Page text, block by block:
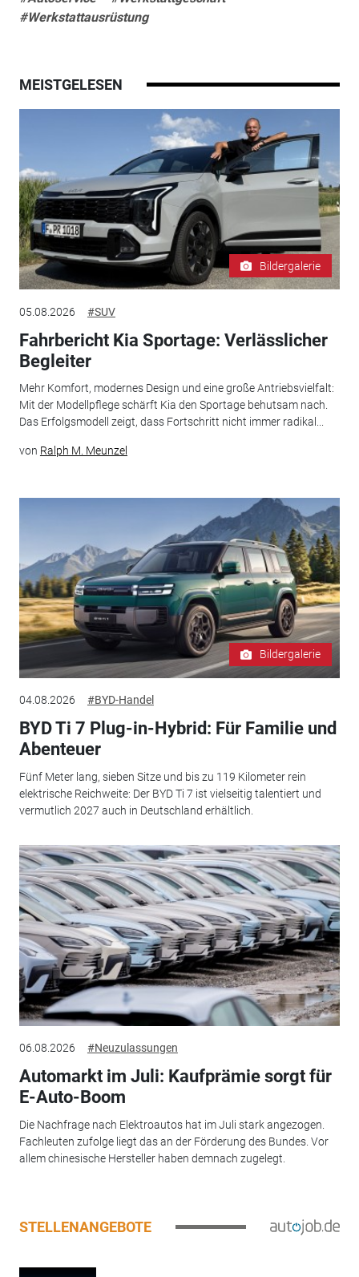
#Werkstattausrüstung
MEISTGELESEN
Bildergalerie
05.08.2026 #SUV
Fahrbericht Kia Sportage: Verlässlicher
Begleiter
Mehr Komfort, modernes Design und eine große Antriebsvielfalt:
Mit der Modellpflege schärft Kia den Sportage behutsam nach.
Das Erfolgsmodell zeigt, dass Fortschritt nicht immer radikal...
von Ralph M. Meunzel
Bildergalerie
04.08.2026 #BYD-Handel
BYD Ti 7 Plug-in-Hybrid: Für Familie und
Abenteuer
Fünf Meter lang, sieben Sitze und bis zu 119 Kilometer rein
elektrische Reichweite: Der BYD Ti 7 ist vielseitig talentiert und
vermutlich 2027 auch in Deutschland erhältlich.
06.08.2026 #Neuzulassungen
Automarkt im Juli: Kaufprämie sorgt für
E-Auto-Boom
Die Nachfrage nach Elektroautos hat im Juli stark angezogen.
Fachleuten zufolge liegt das an der Förderung des Bundes. Vor
allem chinesische Hersteller haben demnach zugelegt.
STELLENANGEBOTE